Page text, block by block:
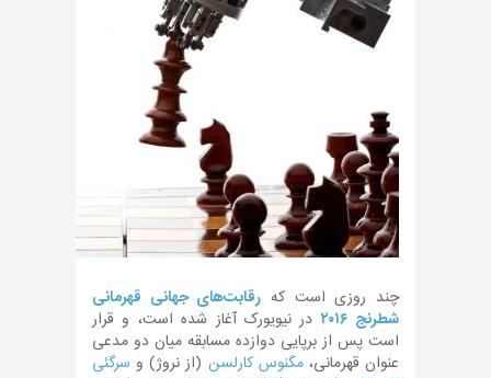
چند روزی است که رقابت‌های جهانی قهرمانی
شطرنج ۲۰۱۶
در نیویورک آغاز شده است، و قرار
است پس از برپایی دوازده مسابقه میان دو مدعی
عنوان قهرمانی،مگنوس کارلسن (از نروژ) و سرگئی